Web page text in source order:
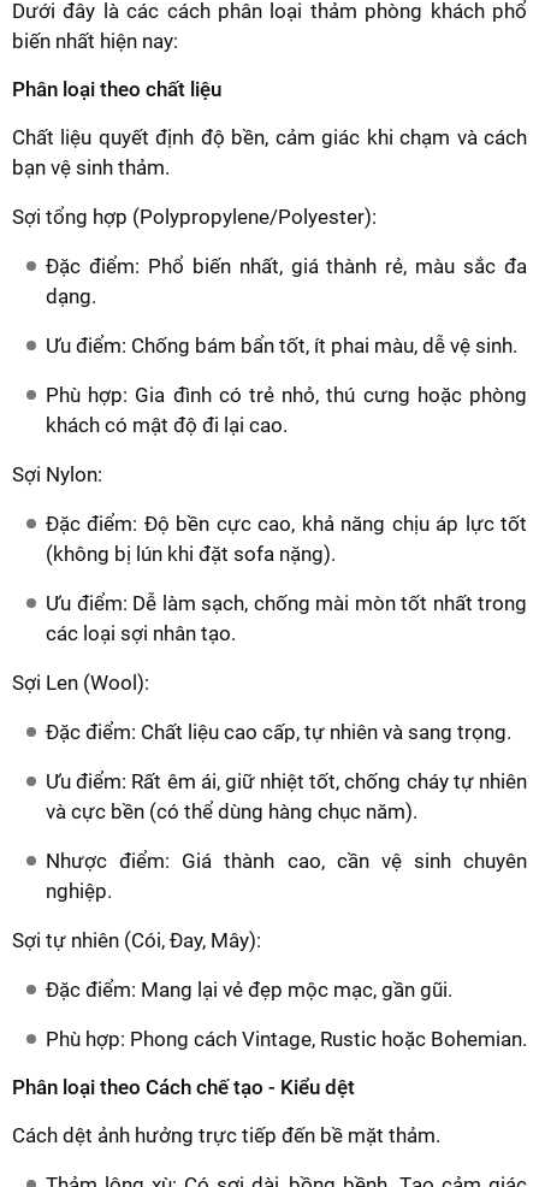
Dưới đây là các cách phân loại thảm phòng khách phổ
biến nhất hiện nay:
Phân loại theo chất liệu
Chất liệu quyết định độ bền, cảm giác khi chạm và cách
bạn vệ sinh thảm.
Sợi tổng hợp (Polypropylene/Polyester):
Đặc điểm: Phổ biến nhất, giá thành rẻ, màu sắc đa
dạng.
Ưu điểm: Chống bám bẩn tốt, ít phai màu, dễ vệ sinh.
Phù hợp: Gia đình có trẻ nhỏ, thú cưng hoặc phòng
khách có mật độ đi lại cao.
Sợi Nylon:
Đặc điểm: Độ bền cực cao, khả năng chịu áp lực tốt
(không bị lún khi đặt sofa nặng).
Ưu điểm: Dễ làm sạch, chống mài mòn tốt nhất trong
các loại sợi nhân tạo.
Sợi Len (Wool):
Đặc điểm: Chất liệu cao cấp, tự nhiên và sang trọng.
Ưu điểm: Rất êm ái, giữ nhiệt tốt, chống cháy tự nhiên
và cực bền (có thể dùng hàng chục năm).
Nhược điểm: Giá thành cao, cần vệ sinh chuyên
nghiệp.
Sợi tự nhiên (Cói, Đay, Mây):
Đặc điểm: Mang lại vẻ đẹp mộc mạc, gần gũi.
Phù hợp: Phong cách Vintage, Rustic hoặc Bohemian.
Phân loại theo Cách chế tạo - Kiểu dệt
Cách dệt ảnh hưởng trực tiếp đến bề mặt thảm.